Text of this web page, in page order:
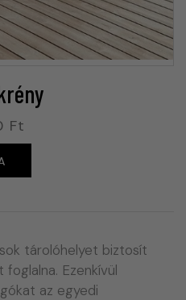
Ft
tárolóhelyet biztosít
Ezenkívül
az egyedi